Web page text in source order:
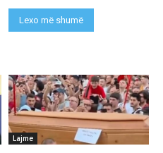
Lexo më shumë
Lajme